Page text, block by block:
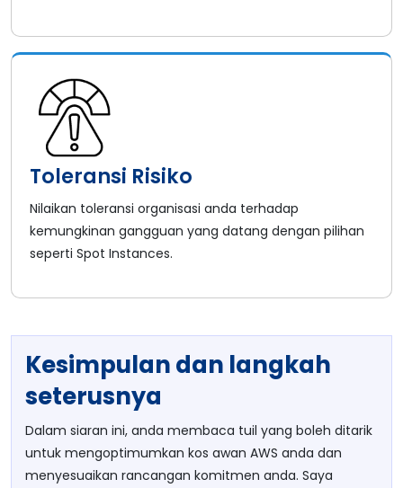
Toleransi Risiko
Nilaikan toleransi organisasi anda terhadap
kemungkinan gangguan yang datang dengan pilihan
seperti Spot Instances.
Kesimpulan dan langkah
seterusnya
Dalam siaran ini, anda membaca tuil yang boleh ditarik
untuk mengoptimumkan kos awan AWS anda dan
menyesuaikan rancangan komitmen anda. Saya